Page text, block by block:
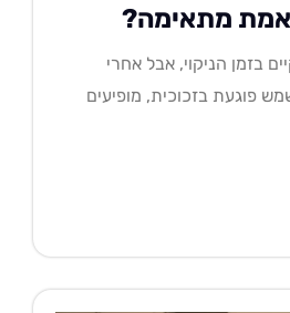
אבל אחרי
מופיעים